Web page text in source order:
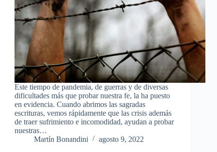
Este tiempo de pandemia, de guerras y de diversas
dificultades más que probar nuestra fe, la ha puesto
en evidencia. Cuando abrimos las sagradas
escrituras, vemos rápidamente que las crisis además
de traer sufrimiento e incomodidad, ayudan a probar
nuestras…
Martín Bonandini
agosto 9, 2022